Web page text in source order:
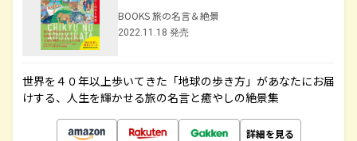
BOOKS 旅の名言＆絶景
2022.11.18 発売
世界を４０年以上歩いてきた「地球の歩き方」があなたにお届
けする、人生を輝かせる旅の名言と癒やしの絶景集
詳細を見る